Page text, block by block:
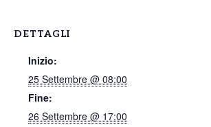
DETTAGLI
Inizio:
25 Settembre @ 08:00
Fine:
26 Settembre @ 17:00